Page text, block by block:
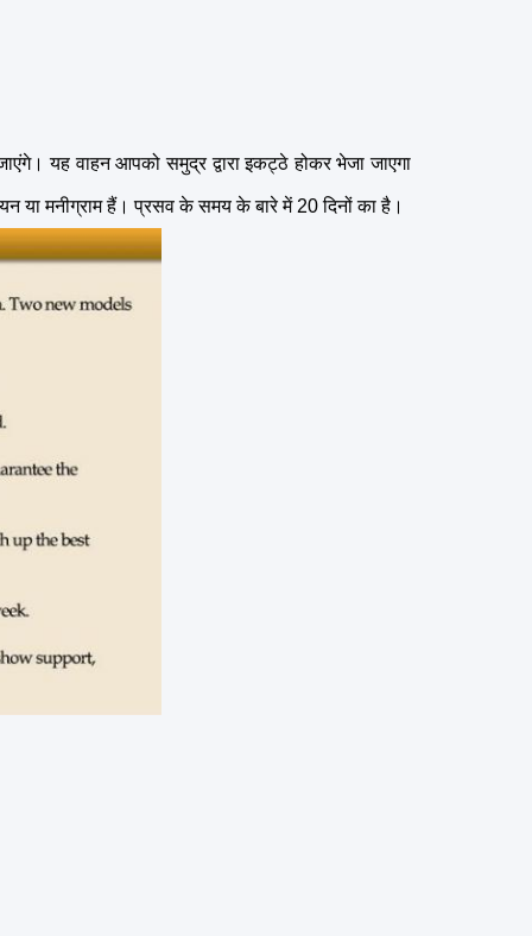
यह वाहन आपको समुद्र द्वारा इकट्ठे होकर भेजा जाएगा
या मनीग्राम हैं। प्रसव के समय के बारे में 20 दिनों का है।